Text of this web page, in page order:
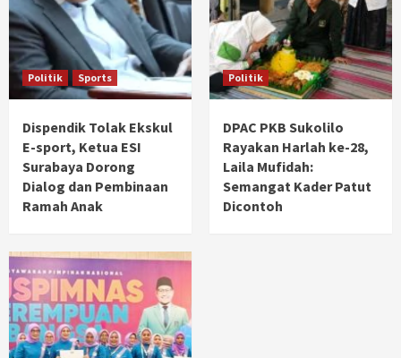
Politik Sports
Dispendik Tolak Ekskul
E-sport, Ketua ESI
Surabaya Dorong
Dialog dan Pembinaan
Ramah Anak
Politik
DPAC PKB Sukolilo
Rayakan Harlah ke-28,
Laila Mufidah:
Semangat Kader Patut
Dicontoh